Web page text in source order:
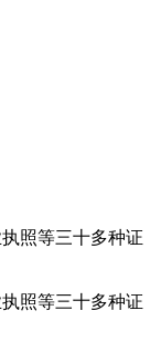
照等三十多种证
照等三十多种证